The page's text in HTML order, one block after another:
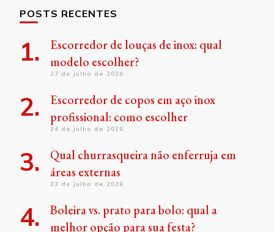
POSTS RECENTES
Escorredor de louças de inox: qual
modelo escolher?
27 de julho de 2026
Escorredor de copos em aço inox
profissional: como escolher
24 de julho de 2026
Qual churrasqueira não enferruja em
áreas externas
23 de julho de 2026
Boleira vs. prato para bolo: qual a
melhor opção para sua festa?